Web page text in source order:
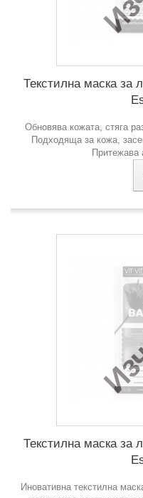
Текстилна маска за
Обновява кожата, стяга
Подходяща за кожа,
Притежава
Текстилна маска за
Иновативна текстилна